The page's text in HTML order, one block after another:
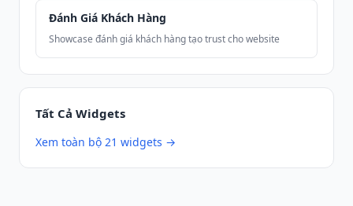
Đánh Giá Khách Hàng
Showcase đánh giá khách hàng tạo trust cho website
Tất Cả Widgets
Xem toàn bộ 21 widgets →